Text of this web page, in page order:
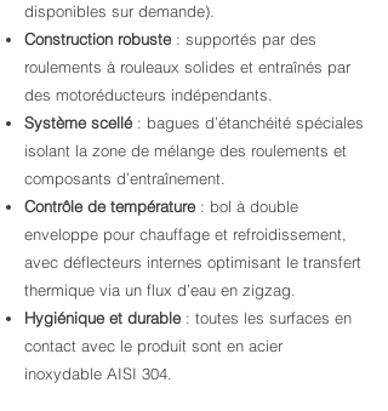
disponibles sur demande).
Construction robuste : supportés par des
roulements à rouleaux solides et entraînés par
des motoréducteurs indépendants.
Système scellé : bagues d’étanchéité spéciales
isolant la zone de mélange des roulements et
composants d’entraînement.
Contrôle de température: bol à double
enveloppe pour chauffage et refroidissement,
avec déflecteurs internes optimisant le transfert
thermique via un flux d’eau en zigzag.
Hygiénique et durable: toutes les surfaces en
contact avec le produit sont en acier
inoxydable AISI 304.